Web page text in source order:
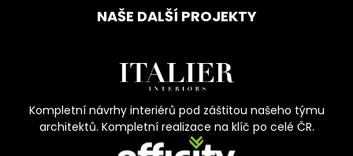
NAŠE DALŠÍ PROJEKTY
Kompletní návrhy interiérů pod záštitou našeho týmu
architektů. Kompletní realizace na klíč po celé ČR.